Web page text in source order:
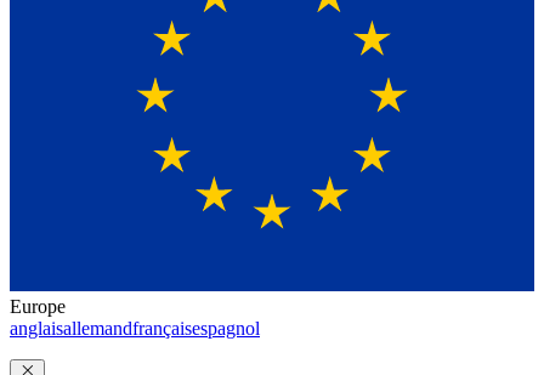
Europe
anglaisallemandfrançaisespagnol